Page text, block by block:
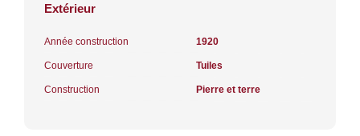
Extérieur
Année construction 1920
Couverture Tuiles
Construction Pierre et terre